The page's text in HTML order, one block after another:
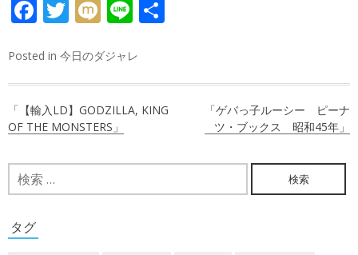
FACEBOOK
TWITTER
MIXILINE
Posted in 今日のダジャレ
稿
ビ
ー
「【輸入LD】GODZILLA, KING
OF THE MONSTERS」
「ゲバっ子ルーシー ピーナ
ツ・ブックス 昭和45年」
検
索:
タグ